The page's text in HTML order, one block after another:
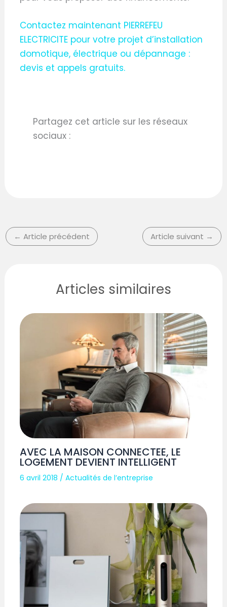
Contactez maintenant PIERREFEU
ELECTRICITE pour votre projet d’installation
domotique, électrique ou dépannage :
devis et appels gratuits.
Partagez cet article sur les réseaux
sociaux :
← Article précédent Article suivant →
Articles similaires
AVEC LA MAISON CONNECTEE, LE
LOGEMENT DEVIENT INTELLIGENT
6 avril 2018 /Actualités de l’entreprise